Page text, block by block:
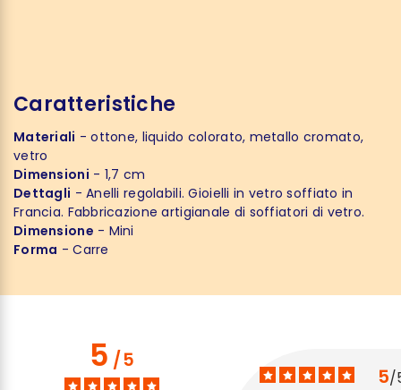
Caratteristiche
Materiali - ottone, liquido colorato, metallo cromato,
vetro
Dimensioni - 1,7 cm
Dettagli - Anelli regolabili. Gioielli in vetro soffiato in
Francia. Fabbricazione artigianale di soffiatori di vetro.
Dimensione - Mini
Forma - Carre
5/5
5/